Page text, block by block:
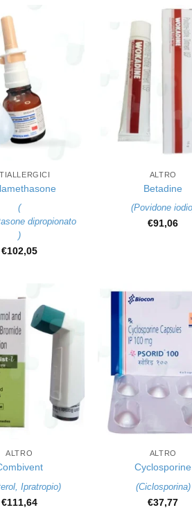
(
dipropionato
)
€102,05
ALTRO
Betadine
(Povidone iodio
€91,06
ALTRO
,Ipratropio)
€111,64
+
ALTRO
Cyclosporine
(Ciclosporina)
€37,77